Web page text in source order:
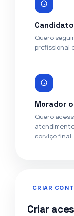
Quero
profissional
Morador
Quero
serviço final.
CRIAR
Criar